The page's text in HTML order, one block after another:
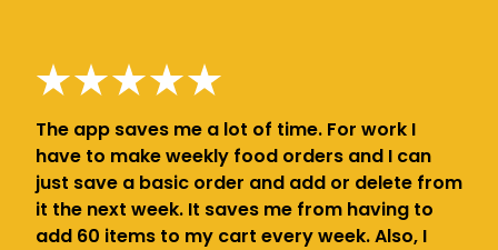
The app saves me a lot of time. For work I
have to make weekly food orders and I can
just save a basic order and add or delete from
it the next week. It saves me from having to
add 60 items to my cart every week. Also, I